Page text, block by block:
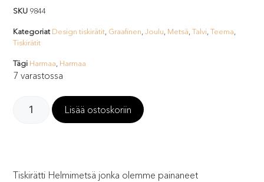
SKU 9844
Kategoriat Design tiskirätit Graafinen ,Joulu Metsä ,Talvi ,Teema
Tiskirätit
Tägi Harmaa Harmaa
7 varastossa
Lisää ostoskoriin
Tiskirätti Helmimetsä jonka olemme painaneet